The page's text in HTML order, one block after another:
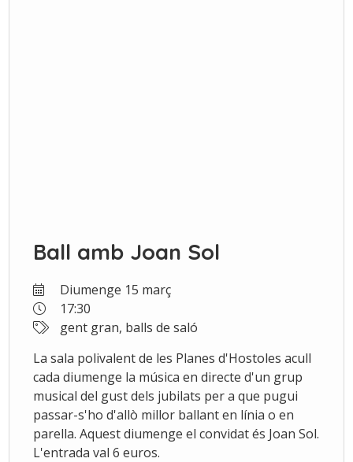
Ball amb Joan Sol
Diumenge 15 març
17:30
gent gran, balls de saló
La sala polivalent de les Planes d'Hostoles acull
cada diumenge la música en directe d'un grup
musical del gust dels jubilats per a que pugui
passar-s'ho d'allò millor ballant en línia o en
parella. Aquest diumenge el convidat és Joan Sol.
L'entrada val 6 euros.